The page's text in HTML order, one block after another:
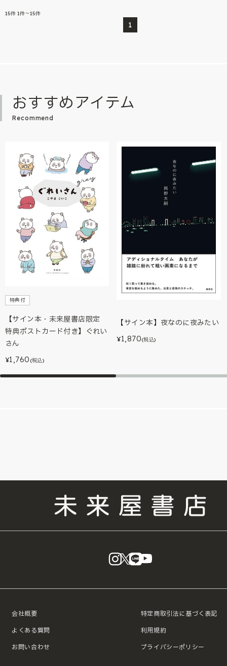
15件 1件～15件
1
おすすめアイテム
Recommend
特典付
【サイン本・未来屋書店限定
特典ポストカード付き】ぐれい
さん
¥1,760 (税込)
【サイン本】夜なのに夜みたい
¥1,870(税込)
instagram
X LINE
会社概要
よくある質問
お問い合わせ
特定商取引法に基づく表記
利用規約
プライバシーポリシー